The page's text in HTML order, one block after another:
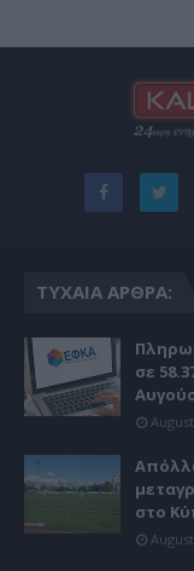
ΤΥΧΑΊΑ ΆΡΘΡΑ:
σε
στο